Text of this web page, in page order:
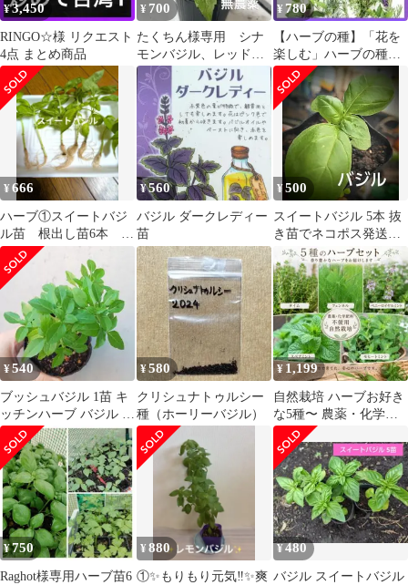
¥3,450
RINGO☆様 リクエスト
4点 まとめ商品
¥ 700
たくちん様専用 シナ
モンバジル、レッドバ
ジル、スイートバジ
ル セット
¥ 780
【ハーブの種】「花を
楽しむ」ハーブの種５
点セット 人気セッ
ト！組み換えOK♡
¥666
ハーブ①スイートバジ
ル苗 根出し苗6本 農
薬不使用 野菜
¥560
バジル ダークレディー
苗
¥500
スイートバジル 5本 抜
き苗でネコポス発送予
定
¥540
ブッシュバジル 1苗 キ
ッチンハーブ バジル マ
イクロバジル ハーブ
苗 野菜苗
¥580
クリシュナトゥルシー
種（ホーリーバジル）
¥ 1,199
自然栽培 ハーブお好き
な5種〜 農薬・化学肥
料不使用
¥750
Raghot様専用ハーブ苗6
¥880
①✨もりもり元気‼️✨爽
¥480
バジル スイートバジル